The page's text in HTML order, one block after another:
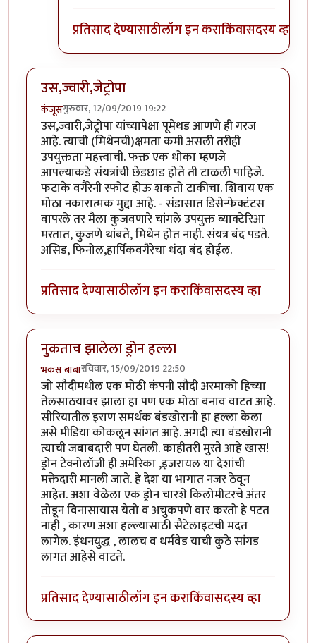
प्रतिसाद देण्यासाठीलॉग इन कराकिंवासदस्य व्हा
उस,ज्वारी,जेट्रोपा
कंजूसगुरुवार, 12/09/2019 19:22
उस,ज्वारी,जेट्रोपा यांच्यापेक्षा पूमेथड आणणे ही गरज
आहे. त्याची (मिथेनची)क्षमता कमी असली तरीही
उपयुक्तता महत्त्वाची. फक्त एक धोका म्हणजे
आपल्याकडे संयत्रांची छेडछाड होते ती टाळली पाहिजे.
फटाके वगैरेनी स्फोट होऊ शकतो टाकीचा. शिवाय एक
मोठा नकारात्मक मुद्दा आहे. - संडासात डिसेन्फेक्टंटस
वापरले तर मैला कुजवणारे चांगले उपयुक्त ब्याक्टेरिआ
मरतात, कुजणे थांबते, मिथेन होत नाही. संयत्र बंद पडते.
असिड, फिनोल,हार्पिकवगैरेचा धंदा बंद होईल.
प्रतिसाद देण्यासाठीलॉग इन कराकिंवासदस्य व्हा
नुकताच झालेला ड्रोन हल्ला
भंकस बाबारविवार, 15/09/2019 22:50
जो सौदीमधील एक मोठी कंपनी सौदी अरमाको हिच्या
तेलसाठयावर झाला हा पण एक मोठा बनाव वाटत आहे.
सीरियातील इराण समर्थक बंडखोरानी हा हल्ला केला
असे मीडिया कोकलून सांगत आहे. अगदी त्या बंडखोरानी
त्याची जबाबदारी पण घेतली. काहीतरी मुरते आहे खास!
ड्रोन टेक्नोलॉजी ही अमेरिका ,इजरायल या देशांची
मक्तेदारी मानली जाते. हे देश या भागात नजर ठेवून
आहेत. अशा वेळेला एक ड्रोन चारशे किलोमीटरचे अंतर
तोडून विनासायास येतो व अचुकपणे वार करतो हे पटत
नाही , कारण अशा हल्ल्यासाठी सैटेलाइटची मदत
लागेल. इंधनयुद्ध , लालच व धर्मवेड याची कुठे सांगड
लागत आहेसे वाटते.
प्रतिसाद देण्यासाठीलॉग इन कराकिंवासदस्य व्हा